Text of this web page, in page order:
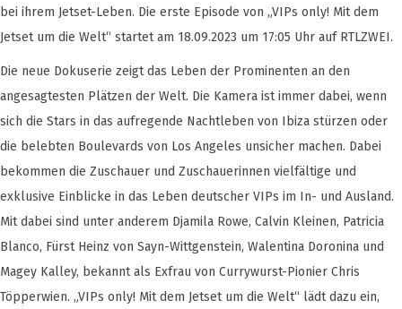
bei ihrem Jetset-Leben. Die erste Episode von „VIPs only! Mit dem
Jetset um die Welt“ startet am 18.09.2023 um 17:05 Uhr auf RTLZWEI.
Die neue Dokuserie zeigt das Leben der Prominenten an den
angesagtesten Plätzen der Welt. Die Kamera ist immer dabei, wenn
sich die Stars in das aufregende Nachtleben von Ibiza stürzen oder
die belebten Boulevards von Los Angeles unsicher machen. Dabei
bekommen die Zuschauer und Zuschauerinnen vielfältige und
exklusive Einblicke in das Leben deutscher VIPs im In- und Ausland.
Mit dabei sind unter anderem Djamila Rowe, Calvin Kleinen, Patricia
Blanco, Fürst Heinz von Sayn-Wittgenstein, Walentina Doronina und
Magey Kalley, bekannt als Exfrau von Currywurst-Pionier Chris
Töpperwien. „VIPs only! Mit dem Jetset um die Welt“ lädt dazu ein,